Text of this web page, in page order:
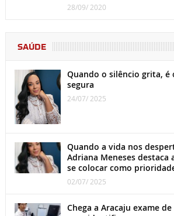
28/09/ 2020
SAÚDE
Quando o silêncio grita, é
segura
24/07/ 2025
Quando a vida nos
Adriana Meneses destaca
se colocar como
02/07/ 2025
Chega a Aracaju exame